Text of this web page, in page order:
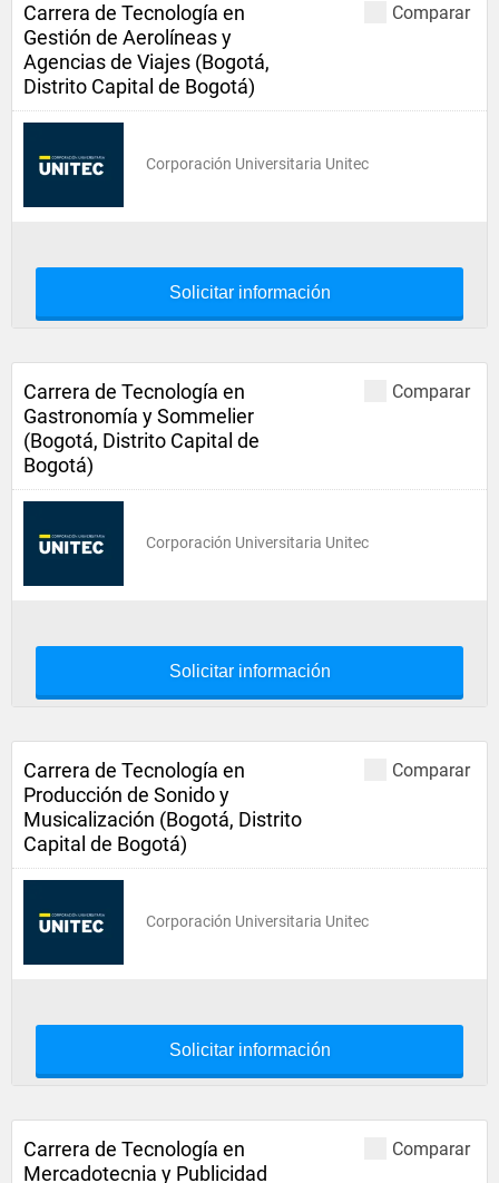
Comparar
Carrera de Tecnología en
Gestión de Aerolíneas y
Agencias de Viajes (Bogotá,
Distrito Capital de Bogotá)
Corporación Universitaria Unitec
Solicitar información
Comparar
Carrera de Tecnología en
Gastronomía y Sommelier
(Bogotá, Distrito Capital de
Bogotá)
Corporación Universitaria Unitec
Solicitar información
Comparar
Carrera de Tecnología en
Producción de Sonido y
Musicalización (Bogotá, Distrito
Capital de Bogotá)
Corporación Universitaria Unitec
Solicitar información
Comparar
Carrera de Tecnología en
Mercadotecnia y Publicidad